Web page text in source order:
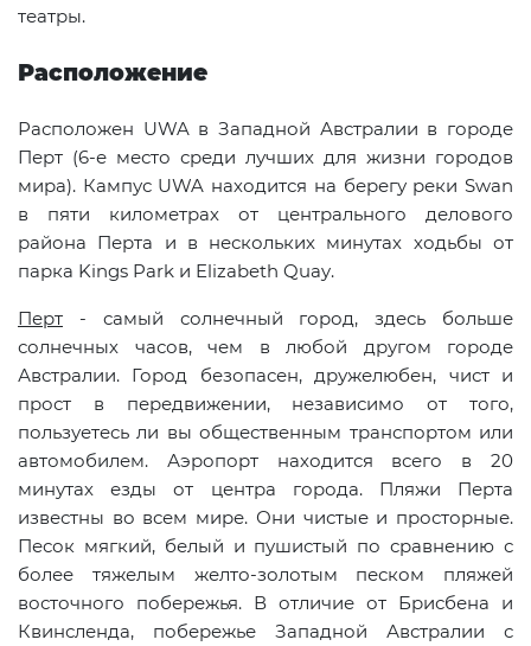
театры.
Расположение
Расположен UWA в Западной Австралии в городе
Перт (6-е место среди лучших для жизни городов
мира). Кампус UWA находится на берегу реки Swan
в пяти километрах от центрального делового
района Перта и в нескольких минутах ходьбы от
парка Kings Park и Elizabeth Quay.
Перт - самый солнечный город, здесь больше
солнечных часов, чем в любой другом городе
Австралии. Город безопасен, дружелюбен, чист и
прост в передвижении, независимо от того,
пользуетесь ли вы общественным транспортом или
автомобилем. Аэропорт находится всего в 20
минутах езды от центра города. Пляжи Перта
известны во всем мире. Они чистые и просторные.
Песок мягкий, белый и пушистый по сравнению с
более тяжелым желто-золотым песком пляжей
восточного побережья. В отличие от Брисбена и
Квинсленда, побережье Западной Австралии с